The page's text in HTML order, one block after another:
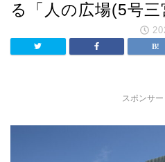
る「人の広場(5号三
スポンサー